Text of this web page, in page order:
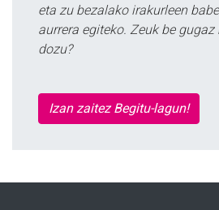
eta zu bezalako irakurleen
aurrera egiteko. Zeuk be
dozu?
Izan zaitez Begitu-lagun!